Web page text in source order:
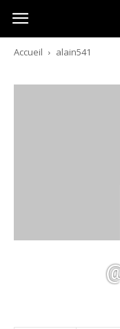
Australia-
australie.com
Accueil alain541